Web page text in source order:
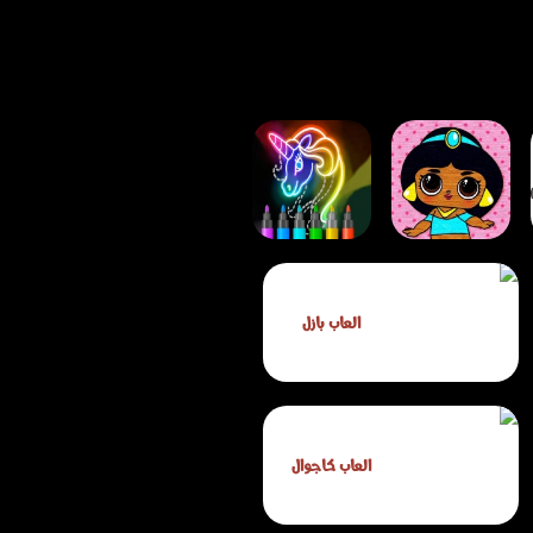
لعبة تعلّم الرسم
للأطفال
العاب بازل
العاب كاجوال